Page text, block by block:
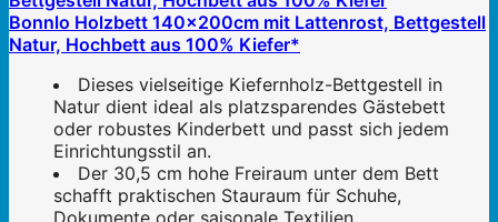
Bonnlo Holzbett 140x200cm mit Lattenrost, Bettgestell
Natur, Hochbett aus 100% Kiefer*
Dieses vielseitige Kiefernholz-Bettgestell in
Natur dient ideal als platzsparendes Gästebett
oder robustes Kinderbett und passt sich jedem
Einrichtungsstil an.
Der 30,5 cm hohe Freiraum unter dem Bett
schafft praktischen Stauraum für Schuhe,